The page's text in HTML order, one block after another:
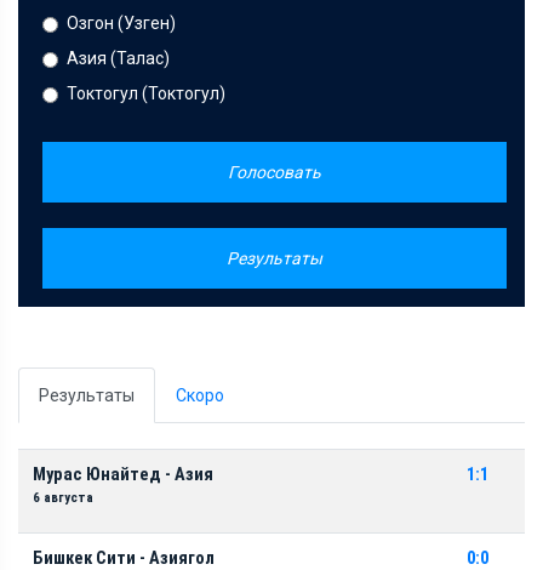
Озгон (Узген)
Азия (Талас)
Токтогул (Токтогул)
Голосовать
Результаты
Результаты Скоро
Мурас Юнайтед - Азия
6 августа
1:1
Бишкек Сити - Азиягол 0:0